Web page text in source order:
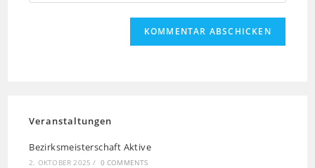
Veranstaltungen
Bezirksmeisterschaft Aktive
2. OKTOBER 2025 / 0 COMMENTS